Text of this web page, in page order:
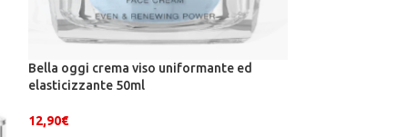
Bella oggi crema viso uniformante ed
elasticizzante 50ml
12,90€